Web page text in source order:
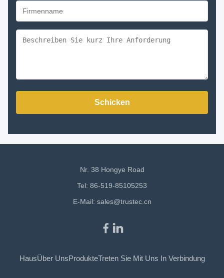
Schicken
Nr. 38 Hongye Road
Tel: 86-519-85105253
E-Mail: sales@trustec.cn
HausÜber UnsProdukteTreten Sie Mit Uns In Verbindung